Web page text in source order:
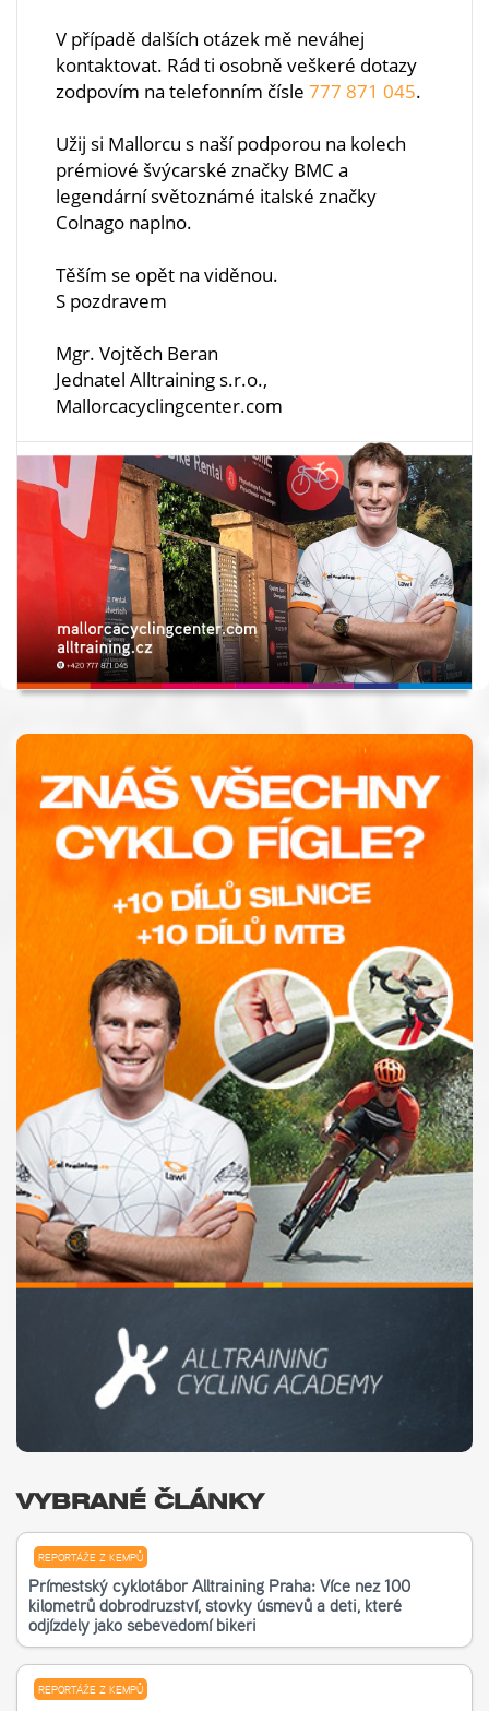
V případě dalších otázek mě neváhej
kontaktovat. Rád ti osobně veškeré dotazy
zodpovím na telefonním čísle 777 871 045.
Užij si Mallorcu s naší podporou na kolech
prémiové švýcarské značky BMC a
legendární světoznámé italské značky
Colnago naplno.
Těším se opět na viděnou.
S pozdravem
Mgr. Vojtěch Beran
Jednatel Alltraining s.r.o.,
Mallorcacyclingcenter.com
VYBRANÉ ČLÁNKY
REPORTÁŽE Z KEMPŮ
Příměstský cyklotábor Alltraining Praha: Více než 100
kilometrů dobrodružství, stovky úsměvů a děti, které
odjížděly jako sebevědomí bikeři
REPORTÁŽE Z KEMPŮ